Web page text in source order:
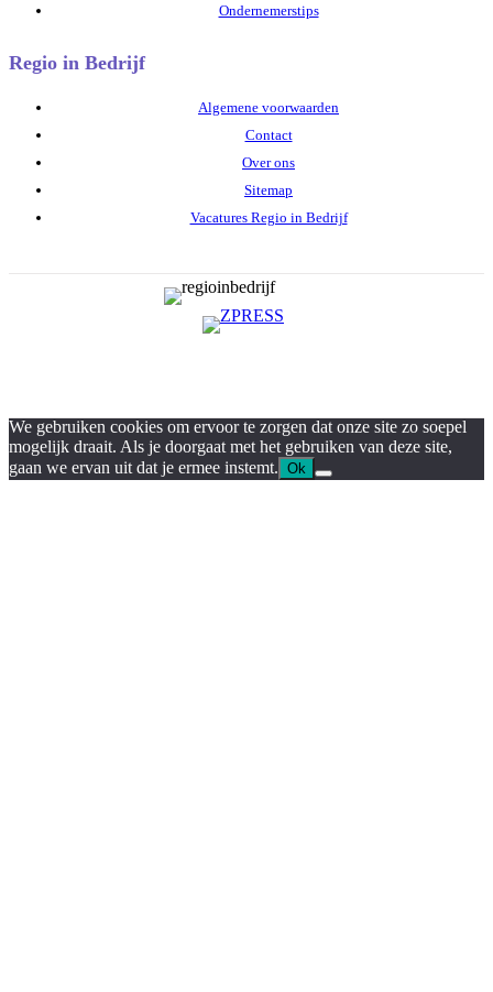
Ondernemerstips
Regio in Bedrijf
Algemene voorwaarden
Contact
Over ons
Sitemap
Vacatures Regio in Bedrijf
We gebruiken cookies om ervoor te zorgen dat onze site zo soepel
mogelijk draait. Als je doorgaat met het gebruiken van deze site,
gaan we ervan uit dat je ermee instemt. Ok